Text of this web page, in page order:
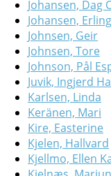
Johansen, Dag
Johansen,
Johnsen, Geir
Johnsen, Tore
Johnson, Pål
Juvik, Ingjerd
Karlsen, Linda
Keränen, Mari
Kire, Easterine
Kjelen, Hallvard
Kjellmo, Ellen